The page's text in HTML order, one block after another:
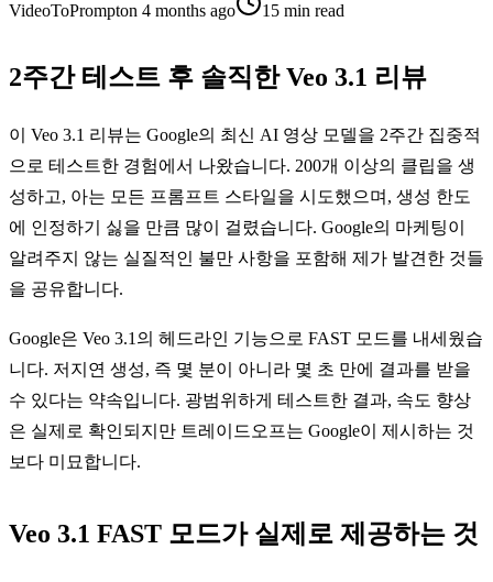
VideoToPrompton 4 months ago 15 min read
2주간 테스트 후 솔직한 Veo 3.1 리뷰
이 Veo 3.1 리뷰는 Google의 최신 AI 영상 모델을 2주간 집중적
으로 테스트한 경험에서 나왔습니다. 200개 이상의 클립을 생
성하고, 아는 모든 프롬프트 스타일을 시도했으며, 생성 한도
에 인정하기 싫을 만큼 많이 걸렸습니다. Google의 마케팅이
알려주지 않는 실질적인 불만 사항을 포함해 제가 발견한 것들
을 공유합니다.
Google은 Veo 3.1의 헤드라인 기능으로 FAST 모드를 내세웠습
니다. 저지연 생성, 즉 몇 분이 아니라 몇 초 만에 결과를 받을
수 있다는 약속입니다. 광범위하게 테스트한 결과, 속도 향상
은 실제로 확인되지만 트레이드오프는 Google이 제시하는 것
보다 미묘합니다.
Veo 3.1 FAST 모드가 실제로 제공하는 것